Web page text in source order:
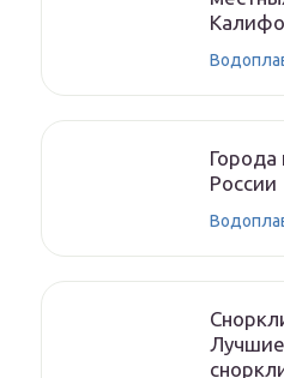
Города
России